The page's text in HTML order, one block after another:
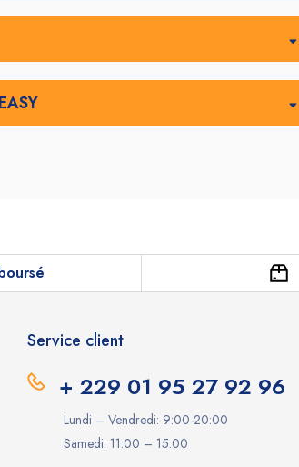
Service client
+ 229 01 95 27 92 96
Lundi – Vendredi: 9:00-20:00
Samedi: 11:00 – 15:00